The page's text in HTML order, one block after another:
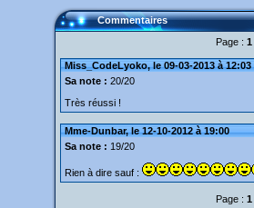
Commentaires
Page : 1
Miss_CodeLyoko, le 09-03-2013 à 12:03
Sa note : 20/20
Très réussi !
Mme-Dunbar, le 12-10-2012 à 19:00
Sa note : 19/20
Rien à dire sauf :
Page : 1